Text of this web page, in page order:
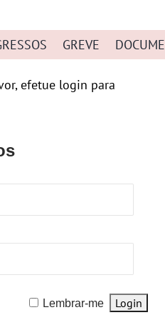
GREVE
efetue login para
Lembrar-me